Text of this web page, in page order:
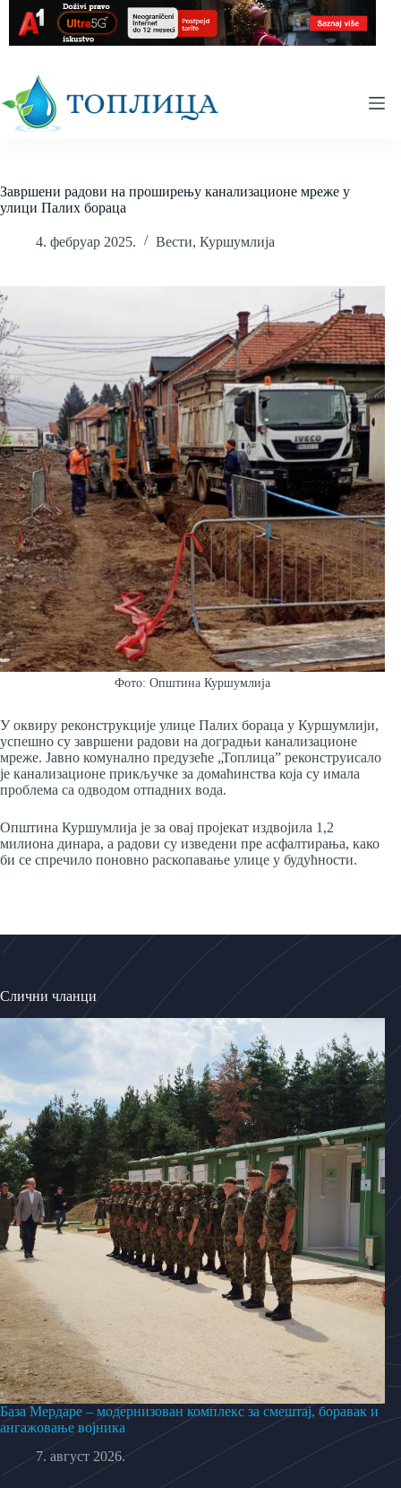
content
Завршени радови на проширењу канализационе мреже у
улици Палих бораца
4. фебруар 2025. Вести, Куршумлија
Фото: Општина Куршумлија
У оквиру реконструкције улице Палих бораца у Куршумлији,
успешно су завршени радови на доградњи канализационе
мреже. Јавно комунално предузеће „Топлица” реконструисало
је канализационе прикључке за домаћинства која су имала
проблема са одводом отпадних вода.
Општина Куршумлија је за овај пројекат издвојила 1,2
милиона динара, а радови су изведени пре асфалтирања, како
би се спречило поновно раскопавање улице у будућности.
Слични чланци
База Мердаре – модернизован комплекс за смештај, боравак и
ангажовање војника
7. август 2026.